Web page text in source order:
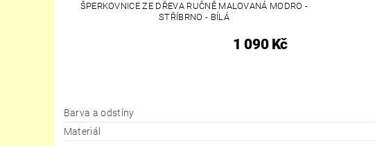
ŠPERKOVNICE ZE DŘEVA RUČNĚ MALOVANÁ MODRO -
STŘÍBRNO - BÍLÁ
1 090 Kč
Barva a odstíny
Materiál